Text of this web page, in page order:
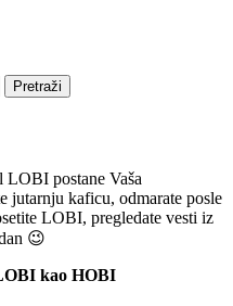
Pretraži
LOBI postane Vaša
jutarnju kaficu, odmarate posle
LOBI, pregledate vesti iz
😉
kao HOBI